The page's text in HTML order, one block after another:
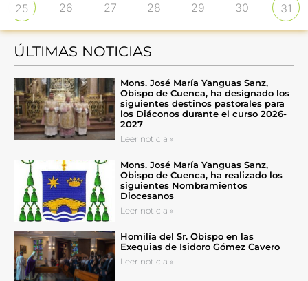
25 26 27 28 29 30 31
ÚLTIMAS NOTICIAS
Mons. José María Yanguas Sanz,
Obispo de Cuenca, ha designado los
siguientes destinos pastorales para
los Diáconos durante el curso 2026-
2027
Leer noticia »
Mons. José María Yanguas Sanz,
Obispo de Cuenca, ha realizado los
siguientes Nombramientos
Diocesanos
Leer noticia »
Homilía del Sr. Obispo en las
Exequias de Isidoro Gómez Cavero
Leer noticia »